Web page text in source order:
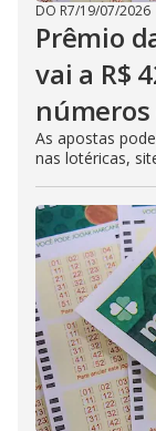
DO R7/19/07/2026
Prêmio
vai a R$
As apostas
nas lotéricas,